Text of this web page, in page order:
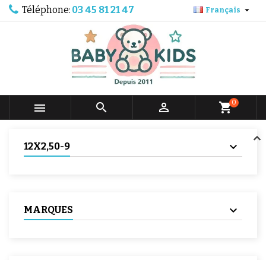
Téléphone: 03 45 81 21 47 Français 
   shopping_cart0
12X2,50-9
MARQUES